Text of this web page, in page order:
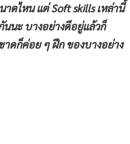
าดไหน แต่Softskillsเหล่านี้
นะ บางอย่างดีอยู่แล้วก็
ดก็ค่อย ๆ ฝึก ของบางอย่าง